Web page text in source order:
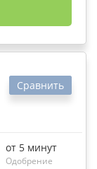
Сравнить
от 5 минут
Одобрение